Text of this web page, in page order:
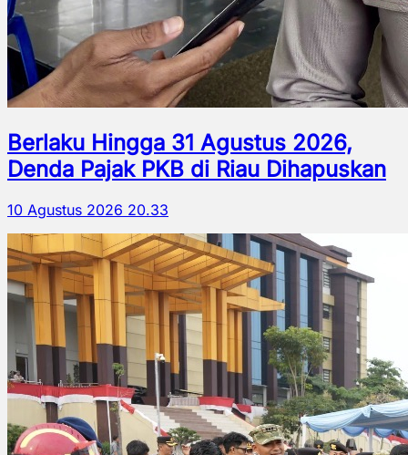
Berlaku Hingga 31 Agustus 2026,
Denda Pajak PKB di Riau Dihapuskan
10 Agustus 2026 20.33